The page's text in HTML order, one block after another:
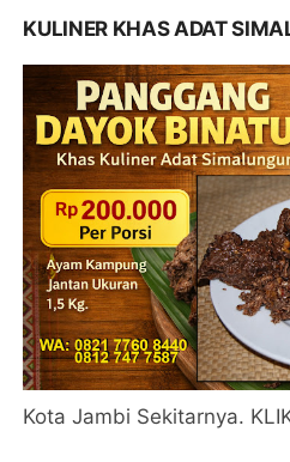
KULINER KHAS ADAT
Kota Jambi Sekitarnya.